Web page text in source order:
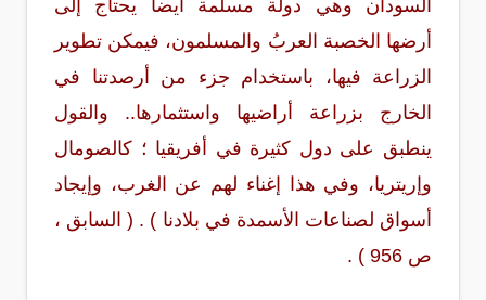
السودان وهي دولة مسلمة أيضاً يحتاج إلى
أرضها الخصبة العربُ والمسلمون، فيمكن تطوير
الزراعة فيها، باستخدام جزء من أرصدتنا في
الخارج بزراعة أراضيها واستثمارها.. والقول
ينطبق على دول كثيرة في أفريقيا ؛ كالصومال
وإريتريا، وفي هذا إغناء لهم عن الغرب، وإيجاد
أسواق لصناعات الأسمدة في بلادنا ) . ( السابق ،
ص 956 ) .